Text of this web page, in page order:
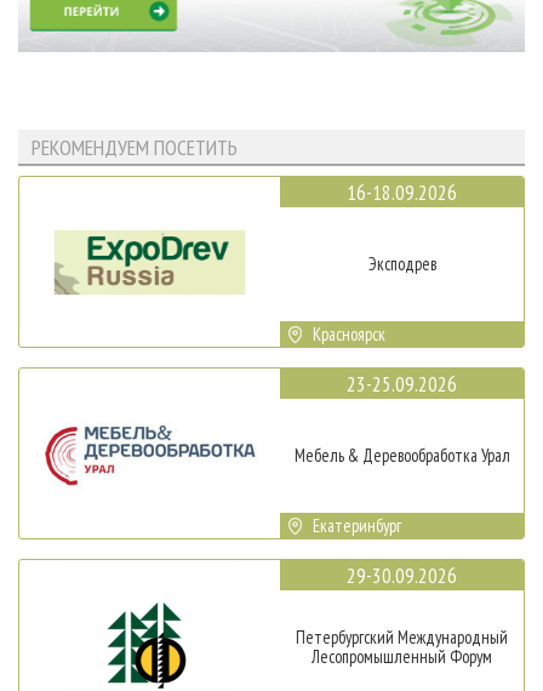
РЕКОМЕНДУЕМ ПОСЕТИТЬ
16-18.09.2026
Эксподрев
Красноярск
23-25.09.2026
Мебель & Деревообработка Урал
Екатеринбург
29-30.09.2026
Петербургский Международный
Лесопромышленный Форум